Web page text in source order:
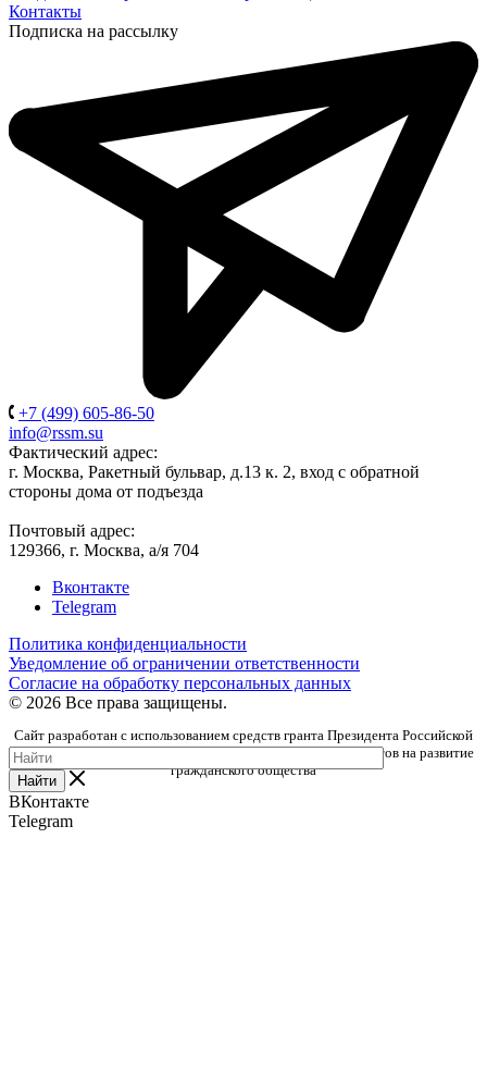
Контакты
Подписка на рассылку
+7 (499) 605-86-50
info@rssm.su
Фактический адрес:
г. Москва, Ракетный бульвар, д.13 к. 2, вход с обратной
стороны дома от подъезда
Почтовый адрес:
129366, г. Москва, а/я 704
Вконтакте
Telegram
Политика конфиденциальности
Уведомление об ограничении ответственности
Согласие на обработку персональных данных
© 2026 Все права защищены.
Сайт разработан с использованием средств гранта Президента Российской
Федерации, предоставленного Фондом президентских грантов на развитие
гражданского общества
Найти
ВКонтакте
Telegram